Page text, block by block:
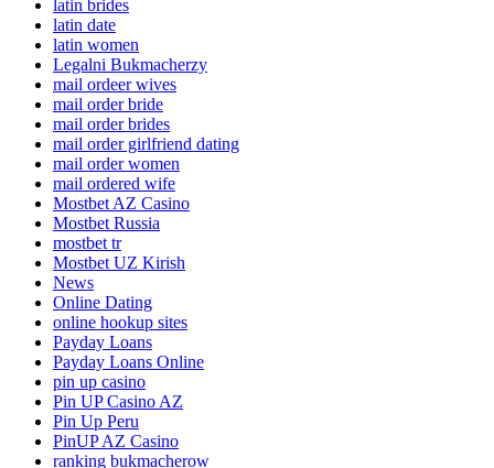
latin brides
latin date
latin women
Legalni Bukmacherzy
mail ordeer wives
mail order bride
mail order brides
mail order girlfriend dating
mail order women
mail ordered wife
Mostbet AZ Casino
Mostbet Russia
mostbet tr
Mostbet UZ Kirish
News
Online Dating
online hookup sites
Payday Loans
Payday Loans Online
pin up casino
Pin UP Casino AZ
Pin Up Peru
PinUP AZ Casino
ranking bukmacherow